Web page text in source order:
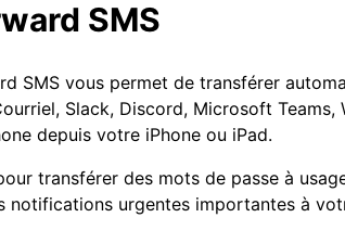
SMS
SMS vous permet de transférer
Slack, Discord, Microsoft Teams,
depuis votre iPhone ou iPad.
transférer des mots de passe à
notifications urgentes importantes à